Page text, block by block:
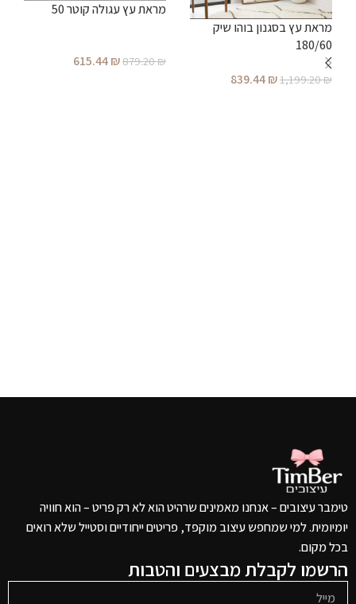
מראת עץ בסגנון בוהו שיק
180/60
1,199.20₪
839.44₪
מראת עץ עגולה קוטר 50
879.20₪
615.44₪
טימבר עיצובים – אנחנו מאמינים שרהיט הוא לא רק פריט – הוא חוויה
יומיומית. למי שמחפש עיצוב מוקפד, פריטים ייחודיים וסטייל שלא רואים
בכל מקום.
הרשמו לקבלת מבצעים והטבות